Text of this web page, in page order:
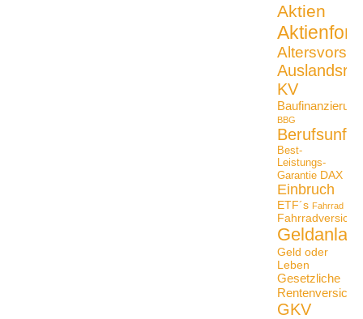
Aktien
KV
Baufinanzierung
BBG
Best-
Leistungs-
Garantie DAX
Einbruch
ETF´s Fahrrad
Geld oder
Leben
Gesetzliche
GKV